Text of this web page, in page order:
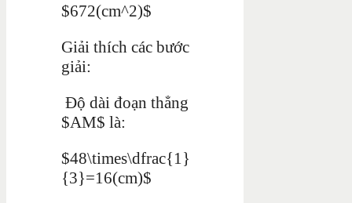
$672(cm^2)$
Giải thích các bước
giải:
Độ dài đoạn thẳng
$AM$ là:
$48\times\dfrac{1}
{3}=16(cm)$